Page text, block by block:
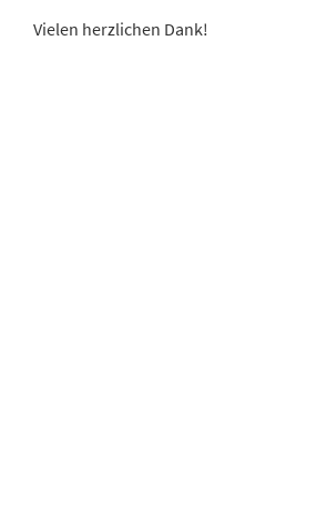
Vielen herzlichen Dank!